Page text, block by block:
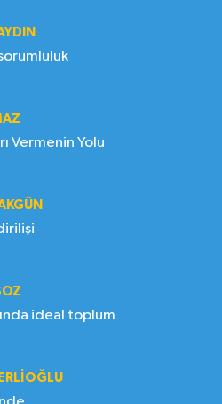
ve sorumluluk
Vermenin Yolu
ideal toplum